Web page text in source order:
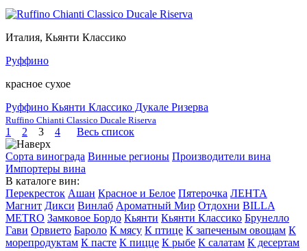
Италия, Кьянти Классико
Руффино
красное сухое
Руффино Кьянти Классико Дукале Ризерва
Ruffino Chianti Classico Ducale Riserva
1 2 3 4 Весь список
Сорта винограда Винные регионы Производители вина
Импортеры вина
В каталоге вин:
Перекресток Ашан Красное и Белое Пятерочка ЛЕНТА
Магнит Дикси Винлаб Ароматный Мир Отдохни BILLA
METRO Замковое Бордо Кьянти Кьянти Классико Брунелло
Гави Орвието Бароло К мясу К птице К запеченым овощам К
морепродуктам К пасте К пицце К рыбе К салатам К десертам